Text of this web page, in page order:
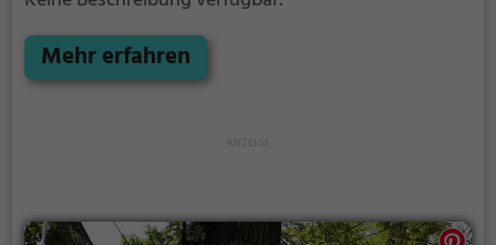
Mehr erfahren